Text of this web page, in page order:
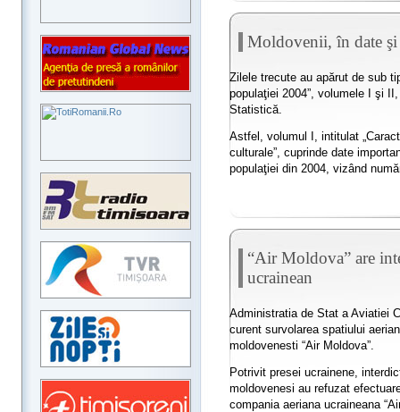
Moldovenii, în date
Zilele trecute au apărut de sub
populaţiei 2004”, volumele I şi
Statistică.
Astfel, volumul I, intitulat
culturale”, cuprinde date
populaţiei din 2004, vizând
“Air Moldova” are
ucrainean
Administratia de Stat a Aviatiei
curent survolarea spatiului
moldovenesti “Air Moldova”.
Potrivit presei ucrainene,
moldovenesi au refuzat
compania aeriana ucraineana